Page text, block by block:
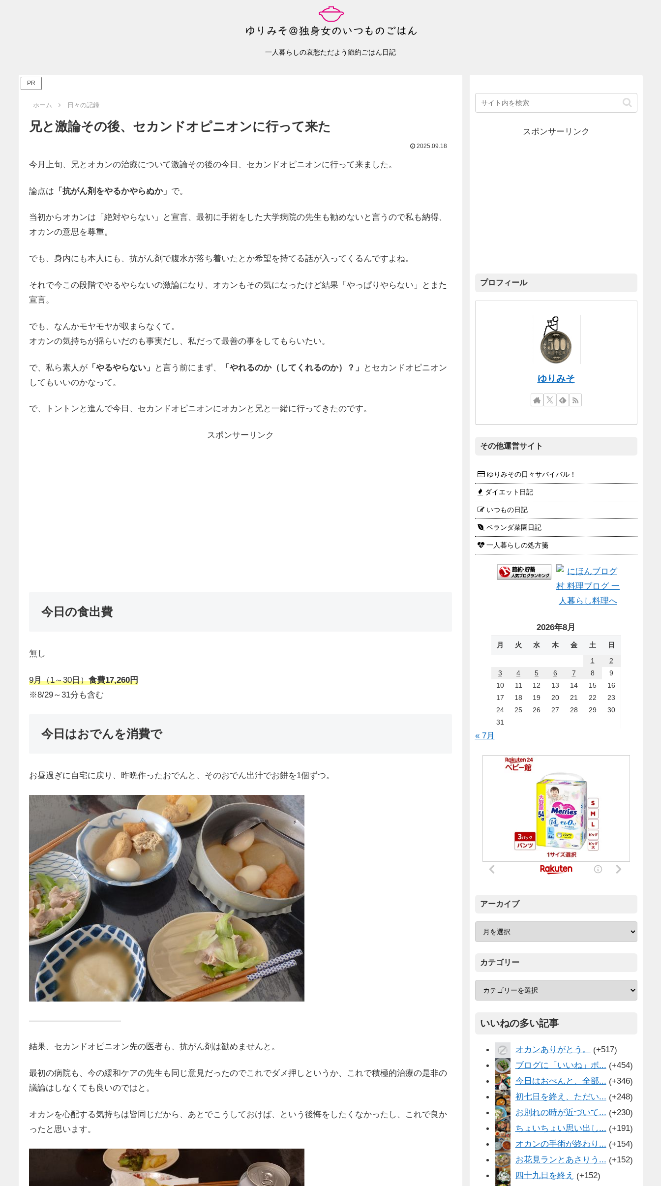
一人暮らしの哀愁ただよう節約ごはん日記
PR
ホーム 日々の記録
兄と激論その後、セカンドオピニオンに行って来た
2025.09.18
今月上旬、兄とオカンの治療について激論その後の今日、セカンドオピニオンに行って来ました。
論点は 「抗がん剤をやるかやらぬか」 で。
当初からオカンは「絶対やらない」と宣言、最初に手術をした大学病院の先生も勧めないと言うので私も納得、
オカンの意思を尊重。
でも、身内にも本人にも、抗がん剤で腹水が落ち着いたとか希望を持てる話が入ってくるんですよね。
それで今この段階でやるやらないの激論になり、オカンもその気になったけど結果「やっぱりやらない」とまた
宣言。
でも、なんかモヤモヤが収まらなくて。
オカンの気持ちが揺らいだのも事実だし、私だって最善の事をしてもらいたい。
で、私ら素人が「やるやらない」 と言う前にまず、 「やれるのか（してくれるのか）？」
とセカンドオピニオン
してもいいのかなって。
で、トントンと進んで今日、セカンドオピニオンにオカンと兄と一緒に行ってきたのです。
スポンサーリンク
今日の食出費
無し
9月（1～30日）食費17,260円
※8/29～31分も含む
今日はおでんを消費で
お昼過ぎに自宅に戻り、昨晩作ったおでんと、そのおでん出汁でお餅を1個ずつ。
———————————
結果、セカンドオピニオン先の医者も、抗がん剤は勧めませんと。
最初の病院も、今の緩和ケアの先生も同じ意見だったのでこれでダメ押しというか、これで積極的治療の是非の
議論はしなくても良いのではと。
オカンを心配する気持ちは皆同じだから、あとでこうしておけば、という後悔をしたくなかったし、これで良か
ったと思います。
スポンサーリンク
プロフィール
ゆりみそ
その他運営サイト
ゆりみその日々サバイバル！
ダイエット日記
いつもの日記
ベランダ菜園日記
一人暮らしの処方箋
2026年8月
月 火 水 木 金 土
日
1
2
3
4 5 6 7 8
9
10
11 12 13 14 15
16
17
18 19 20 21 22
23
24
25 26 27 28 29
30
31
« 7月
アーカイブ
カテゴリー
いいねの多い記事
オカンありがとう。
+517
ブログに「いいね」ボ...
+454
今日はおべんと、全部...
+346
初七日を終え、ただい...
+248
お別れの時が近づいて...
+230
ちょいちょい思い出し...
+191
オカンの手術が終わり...
+154
お花見ランとあさりう...
+152
四十九日を終え
+152